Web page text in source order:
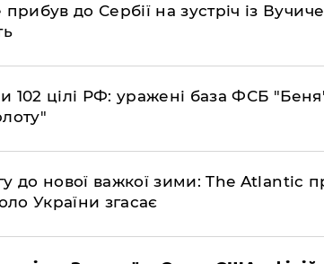
до Сербії на зустріч із
102 цілі РФ: уражені база ФСБ
до нової важкої зими: The Atlantic
України згасає